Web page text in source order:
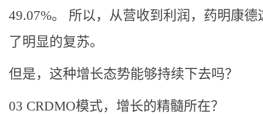
49.07%。 所以，从营收到利润，药明康德
了明显的复苏。
但是，这种增长态势能够持续下去吗？
03 CRDMO模式，增长的精髓所在？